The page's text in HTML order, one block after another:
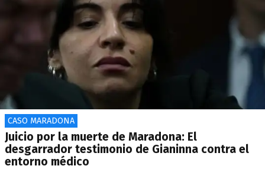
CASO MARADONA
Juicio por la muerte de Maradona: El
desgarrador testimonio de Gianinna contra el
entorno médico